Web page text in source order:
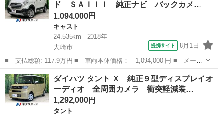
ート ＣＶＴ...
ド ＳＡＩＩＩ 純正ナビ バックカメ…
1,094,000円
キャスト
24,535km
2018年
大崎市
提携サイト 8月1日
■ 支払総額: 117.9万円 ■ 車両本体価格： 1,094,000 円 ■ メーカ
ー名： ダイハツ ■ 車種名： キャスト ■ グレード名： アクテ
ィバＸ リミテッド ＳＡＩＩＩ 純正ナビ バックカメラ 衝突軽
減装置 ...
宮城 大崎市 キャスト
ダイハツ タント Ｘ 純正９型ディスプレイオ
ーディオ 全周囲カメラ 衝突軽減装…
1,292,000円
タント